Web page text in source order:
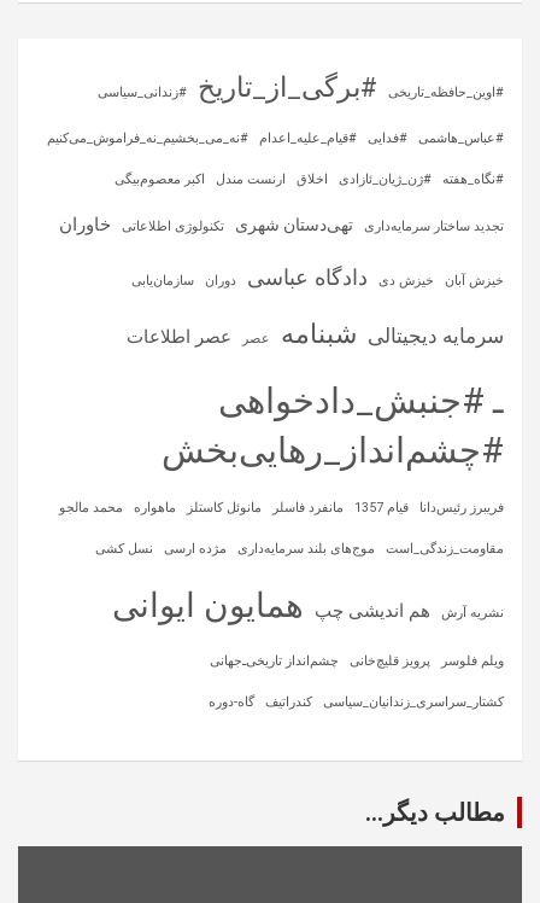
#اوین_حافظه_تاریخی #برگی_از_تاریخ #زندانی_سیاسی
#عباس_هاشمی #فدایی #قیام_علیه_اعدام #نه_می_بخشیم_نه_فراموش_می‌کنیم
#نگاه_هفته #ژن_ژیان_ئازادی اخلاق ارنست مندل اکبر معصوم‌بیگی
تجدید ساختار سرمایه‌داری تهی‌دستان شهری تکنولوژی اطلاعاتی خاوران
خیزش آبان خیزش دی دادگاه عباسی دوران سازمان‌یابی
سرمایه‌ دیجیتالی شبنامه عصر عصر اطلاعات
ـ #جنبش_دادخواهی
#چشم‌انداز_رهایی‌بخش
فریبرز رئیس‌دانا قیام 1357 مانفرد فاسلر مانوئل کاستلز ماهواره‌ محمد مالجو
مقاومت_زندگی_است موج‌های بلند سرمایه‌داری مژده ارسی نسل کشی
نشریه آرش هم اندیشی چپ همایون ایوانی
ویلم فلوسر پرویز قلیچ‌خانی چشم‌انداز تاریخی‌ـ‌جهانی
کشتار_سراسری_زندانیان_سیاسی کندراتیف گاه-دوره
مطالب دیگر...